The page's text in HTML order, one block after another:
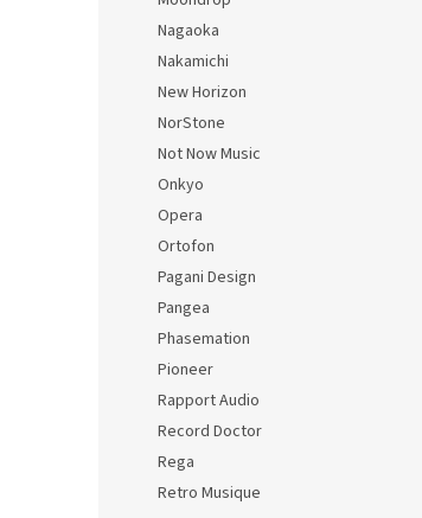
Nagaoka
Nakamichi
New Horizon
NorStone
Not Now Music
Onkyo
Opera
Ortofon
Pagani Design
Pangea
Phasemation
Pioneer
Rapport Audio
Record Doctor
Rega
Retro Musique